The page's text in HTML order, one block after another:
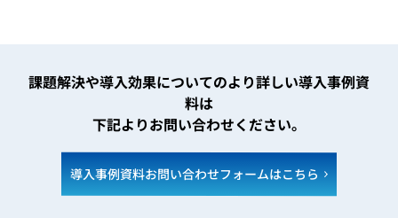
課題解決や導入効果についてのより詳しい導入事例資
料は
下記よりお問い合わせください。
導入事例資料お問い合わせフォームはこちら